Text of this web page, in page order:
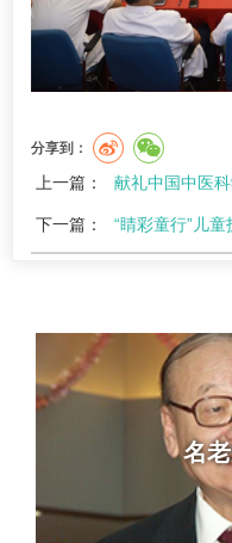
分享到：
上一篇： 献礼中国中医科学院建院
下一篇： “睛彩童行”儿
名